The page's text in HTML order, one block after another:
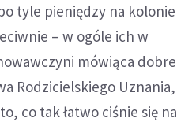
tyle pieniędzy na kolonie
– w ogóle ich w
mówiąca dobre
Rodzicielskiego Uznania,
co tak łatwo ciśnie się na